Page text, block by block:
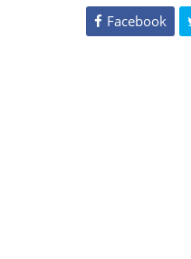
Facebook